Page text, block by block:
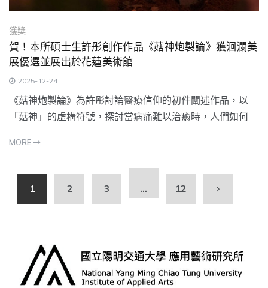
獲獎
賀！本所碩士生許彤創作作品《菇神炮製論》獲洄瀾美
展優選並展出於花蓮美術館
2025-12-24
《菇神炮製論》為許彤討論醫療信仰的初件闡述作品，以
「菇神」的虛構符號，探討當病痛難以治癒時，人們如何
MORE
1 2 3 ... 12